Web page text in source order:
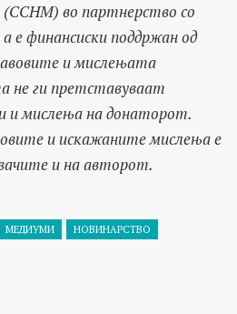
(ССНМ) во партнерство со
финансиски поддржан од
и мислењата
не ги претставуваат
и мислења на донаторот.
и искажаните мислења е
и на авторот.
МЕДИУМИ
НОВИНАРСТВО